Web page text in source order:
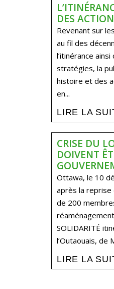
DES
Revenant sur
au fil des
l’itinérance
stratégies, la
histoire et des
en...
LIRE LA
CRISE DU
DOIVENT
Ottawa, le 10
après la reprise
de 200
SOLIDARITÉ
l’Outaouais, de
LIRE LA